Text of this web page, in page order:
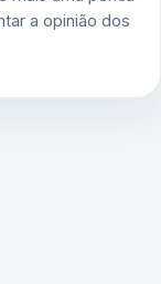
a opinião dos